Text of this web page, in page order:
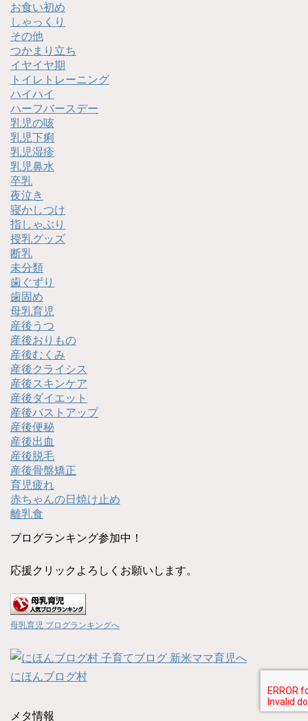
お食い初め
しゃっくり
その他
つかまり立ち
イヤイヤ期
トイレトレーニング
ハイハイ
ハーフバースデー
乳児の咳
乳児下痢
乳児湿疹
乳児鼻水
卒乳
夜泣き
寝かしつけ
指しゃぶり
授乳グッズ
断乳
未分類
歯ぐずり
歯固め
母乳育児
産後うつ
産後おりもの
産後むくみ
産後クライシス
産後スキンケア
産後ダイエット
産後バストアップ
産後便秘
産後出血
産後脱毛
産後骨盤矯正
育児疲れ
赤ちゃんの日焼け止め
離乳食
ブログランキング参加中！
応援クリックよろしくお願いします。
母乳育児 ブログランキングへ
にほんブログ村
メタ情報